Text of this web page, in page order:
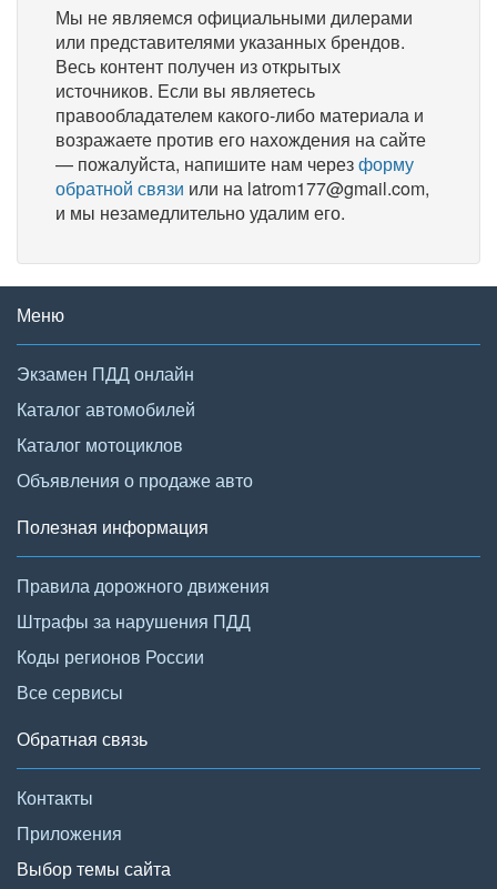
Мы не являемся официальными дилерами
или представителями указанных брендов.
Весь контент получен из открытых
источников. Если вы являетесь
правообладателем какого-либо материала и
возражаете против его нахождения на сайте
— пожалуйста, напишите нам черезформу
обратной связи или на latrom177@gmail.com,
и мы незамедлительно удалим его.
Меню
Экзамен ПДД онлайн
Каталог автомобилей
Каталог мотоциклов
Объявления о продаже авто
Полезная информация
Правила дорожного движения
Штрафы за нарушения ПДД
Коды регионов России
Все сервисы
Обратная связь
Контакты
Приложения
Выбор темы сайта